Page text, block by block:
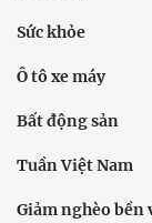
Sức khỏe
Ô tô xe máy
Bất động sản
Tuần Việt Nam
Giảm nghèo bền